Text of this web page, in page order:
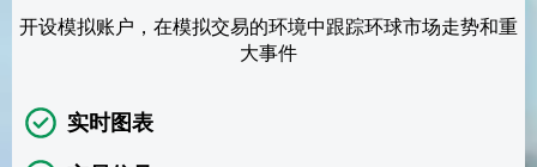
开设模拟账户，在模拟交易的环境中跟踪环球市场走势和重
大事件
实时图表